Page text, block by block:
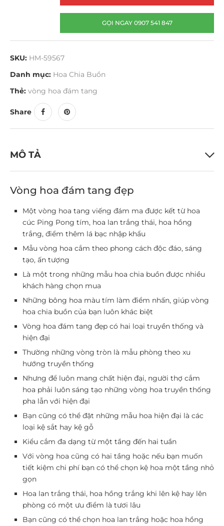
GỌI NGAY 0907 541 847
SKU: HM-59567
Danh mục: Hoa Chia Buồn
Thẻ: vòng hoa đám tang
Share
MÔ TẢ
Vòng hoa đám tang đẹp
Một vòng hoa tang viếng đám ma được kết từ hoa
cúc Ping Pong tím, hoa lan trắng thái, hoa hồng
trắng, điểm thêm lá bạc nhập khẩu
Mẫu vòng hoa cắm theo phong cách độc đáo, sáng
tạo, ấn tượng
Là một trong những mẫu hoa chia buồn được nhiều
khách hàng chọn mua
Những bông hoa màu tím làm điểm nhấn, giúp vòng
hoa chia buồn của bạn luôn khác biệt
Vòng hoa đám tang đẹp có hai loại truyền thống và
hiện đại
Thường những vòng tròn là mẫu phòng theo xu
hướng truyền thống
Nhưng để luôn mang chất hiện đại, người thợ cắm
hoa phải luôn sáng tạo những vòng hoa truyền thống
pha lẫn với hiện đại
Bạn cũng có thể đặt những mẫu hoa hiện đại là các
loại kệ sắt hay kệ gỗ
Kiểu cắm đa dạng từ một tầng đến hai tuần
Với vòng hoa cũng có hai tầng hoặc nếu bạn muốn
tiết kiệm chi phí bạn có thể chọn kệ hoa một tầng nhỏ
gọn
Hoa lan trắng thái, hoa hồng trắng khi lên kệ hay lên
phòng có một ưu điểm là tươi lâu
Bạn cũng có thể chọn hoa lan trắng hoặc hoa hồng